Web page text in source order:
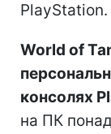
PlayStation.
World of
консолях
на ПК